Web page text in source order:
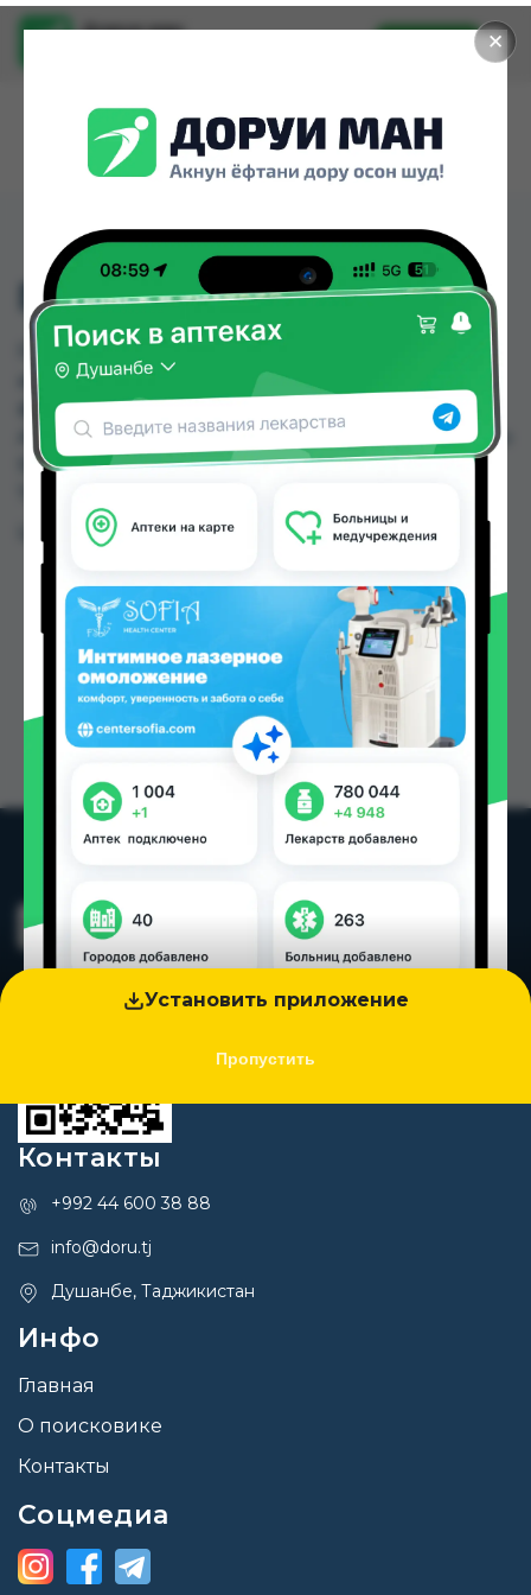
✕
Установить приложение
Пропустить
Доруи ман
Установить
ГАСТАЛ ТАБ №30
ГАСТАЛ ТАБ №30 можно купить или заказать в
аптеках, Саховати Истаравшан, "Ориён-
фарм"-114, Авиценна, Арча, Аслфарм №1,
Аслфарм №2, Аслфарм №3 по цене от 1.70 TJS до
93.00 TJS в Душанбе и других городах
Цена: от1.70 TJS
Контакты
+992 44 600 38 88
info@doru.tj
Душанбе, Таджикистан
Инфо
Главная
О поисковике
Контакты
Соцмедиа